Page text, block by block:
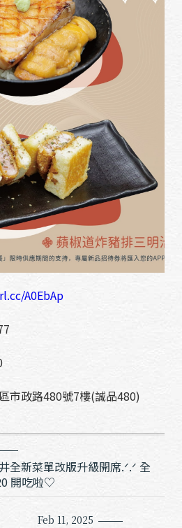
A0EbAp
市政路480號7樓(誠品480)
全新菜單改版升級開席.ᐟ.ᐟ 全
開吃啦♡
Feb 11, 2025